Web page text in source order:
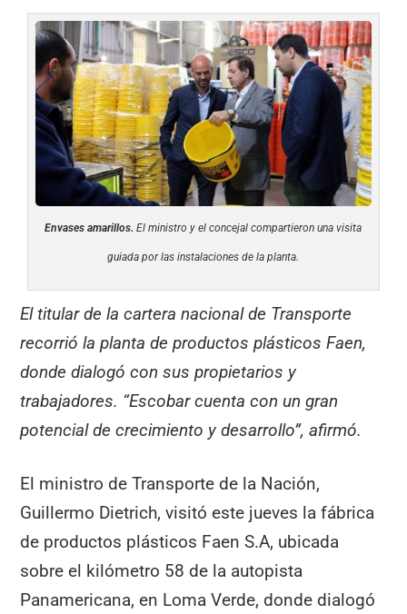
Envases amarillos. El ministro y el concejal compartieron una visita
guiada por las instalaciones de la planta.
El titular de la cartera nacional de Transporte
recorrió la planta de productos plásticos Faen,
donde dialogó con sus propietarios y
trabajadores. “Escobar cuenta con un gran
potencial de crecimiento y desarrollo”, afirmó.
El ministro de Transporte de la Nación,
Guillermo Dietrich, visitó este jueves la fábrica
de productos plásticos Faen S.A, ubicada
sobre el kilómetro 58 de la autopista
Panamericana, en Loma Verde, donde dialogó